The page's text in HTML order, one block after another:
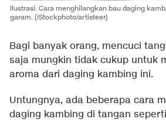
Ilustrasi. Cara menghilangkan bau daging
garam. (iStockphoto/artisteer)
Bagi banyak orang, mencuci
saja mungkin tidak cukup untuk
aroma dari daging kambing ini.
Untungnya, ada beberapa cara
daging kambing di tangan